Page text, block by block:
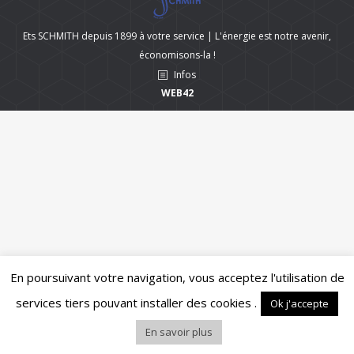
Ets SCHMITH depuis 1899 à votre service | L'énergie est notre avenir,
économisons-la !
Infos
WEB42
En poursuivant votre navigation, vous acceptez l'utilisation de
services tiers pouvant installer des cookies .
Ok j'accepte
En savoir plus